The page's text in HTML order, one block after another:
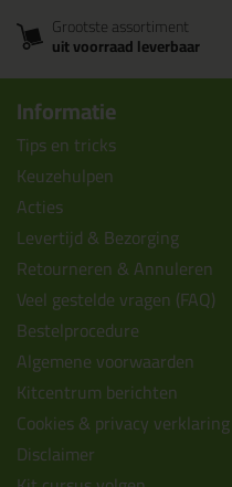
Grootste assortiment
uit voorraad leverbaar
Informatie
Tips en tricks
Keuzehulpen
Acties
Levertijd & Bezorging
Retourneren & Annuleren
Veel gestelde vragen (FAQ)
Bestelprocedure
Algemene voorwaarden
Kitcentrum berichten
Cookies & privacy verklaring
Disclaimer